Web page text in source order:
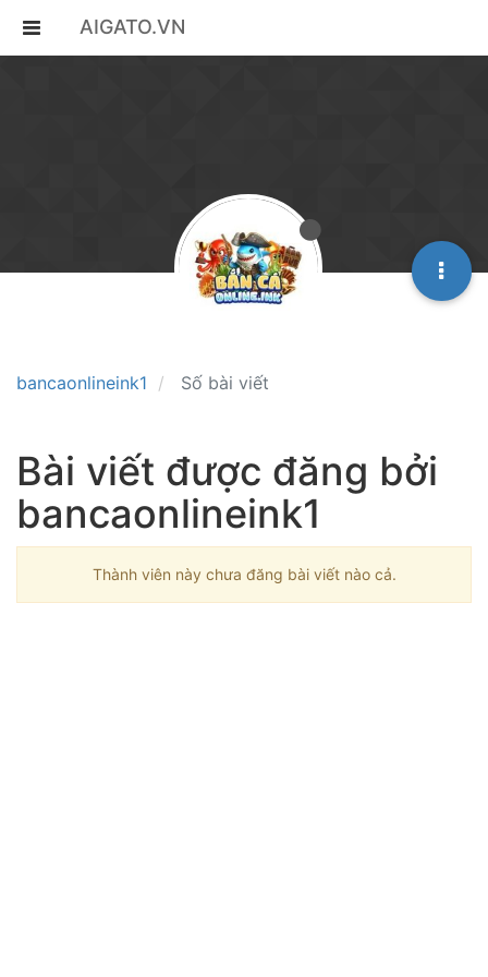
AIGATO.VN
bancaonlineink1 Số bài viết
Bài viết được đăng bởi
bancaonlineink1
Thành viên này chưa đăng bài viết nào cả.